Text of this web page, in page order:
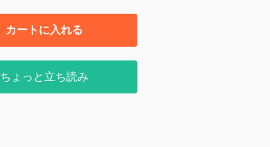
カートに入れる
ちょっと立ち読み